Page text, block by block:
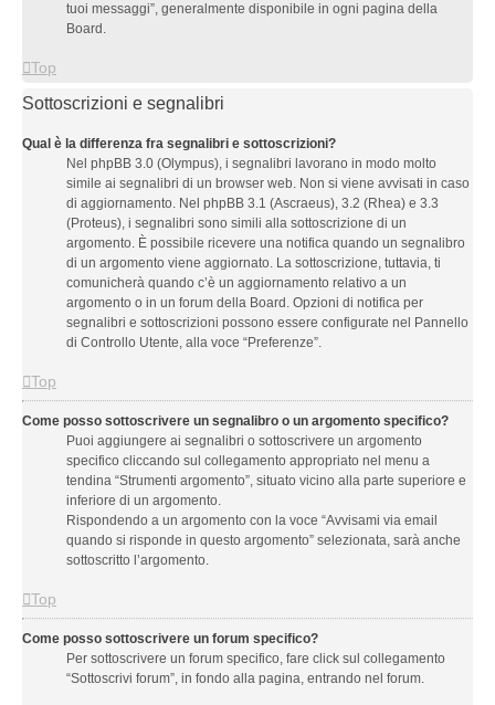
tuoi messaggi”, generalmente disponibile in ogni pagina della
Board.
Top
Sottoscrizioni e segnalibri
Qual è la differenza fra segnalibri e sottoscrizioni?
Nel phpBB 3.0 (Olympus), i segnalibri lavorano in modo molto
simile ai segnalibri di un browser web. Non si viene avvisati in caso
di aggiornamento. Nel phpBB 3.1 (Ascraeus), 3.2 (Rhea) e 3.3
(Proteus), i segnalibri sono simili alla sottoscrizione di un
argomento. È possibile ricevere una notifica quando un segnalibro
di un argomento viene aggiornato. La sottoscrizione, tuttavia, ti
comunicherà quando c’è un aggiornamento relativo a un
argomento o in un forum della Board. Opzioni di notifica per
segnalibri e sottoscrizioni possono essere configurate nel Pannello
di Controllo Utente, alla voce “Preferenze”.
Top
Come posso sottoscrivere un segnalibro o un argomento specifico?
Puoi aggiungere ai segnalibri o sottoscrivere un argomento
specifico cliccando sul collegamento appropriato nel menu a
tendina “Strumenti argomento”, situato vicino alla parte superiore e
inferiore di un argomento.
Rispondendo a un argomento con la voce “Avvisami via email
quando si risponde in questo argomento” selezionata, sarà anche
sottoscritto l’argomento.
Top
Come posso sottoscrivere un forum specifico?
Per sottoscrivere un forum specifico, fare click sul collegamento
“Sottoscrivi forum”, in fondo alla pagina, entrando nel forum.